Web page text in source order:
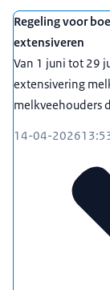
Regeling voor
extensiveren
Van 1 juni tot 29
extensivering
melkveehouders
14-04-2026